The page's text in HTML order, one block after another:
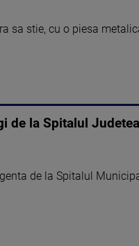
sa stie, cu o piesa
de la Spitalul
de la Spitalul